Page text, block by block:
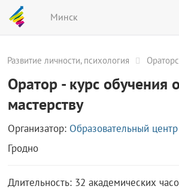
Минск
Развитие личности, психология
Оратор - курс обучения
мастерству
Организатор: Образовательный
Гродно
Длительность: 32 академических